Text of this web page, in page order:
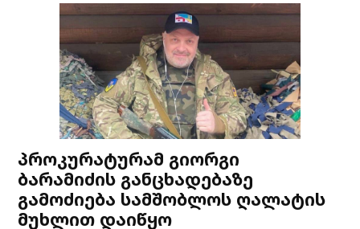
პროკურატურამ გიორგი
ბარამიძის განცხადებაზე
გამოძიება სამშობლოს ღალატის
მუხლით დაიწყო